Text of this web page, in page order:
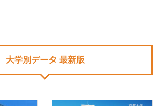
大学別データ 最新版